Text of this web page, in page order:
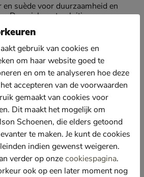
suède voor duurzaamheid en
De unieke vetersluiting en
de sneaker extra opvallend.
werking. Daarnaast is de
voor meer zachtheid om de
voetbed voor optimale
draaggevoel. Het
waardoor eigen zolen
stijlvolle plateauzool die naadloos
modebeeld. De zool
grip en stabiliteit.
gebruik van cookies en
om haar website goed te
en om te analyseren hoe deze
accepteren van de voorwaarden
gemaakt van cookies voor
Dit maakt het mogelijk om
Schoenen, die elders getoond
te maken. Je kunt de cookies
indien gewenst weigeren.
verder op onzecookiespagina.
ook op een later moment nog